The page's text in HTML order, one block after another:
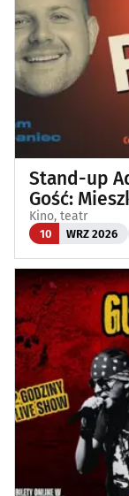
Stand-up
Gość:
Kino, teatr
10 WRZ 2026